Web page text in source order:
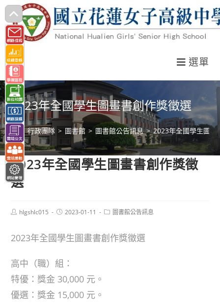
跳
轉
至
主
要
內
容
選單
2023年全國學生圖畫書創作獎徵選
> 行政團隊 > 圖書館 > 圖書館公告訊息 > 2023年全國學生圖畫
2023年全國學生圖畫書創作獎徵
選
Posthlgshlc015
Post2023-01-11
Post圖書館公告訊息
2023年全國學生圖畫書創作獎徵選
高中（職）組：
特優：獎金 30,000 元。
優選：獎金 15,000 元。